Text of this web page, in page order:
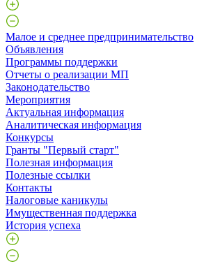
Малое и среднее предпринимательство
Объявления
Программы поддержки
Отчеты о реализации МП
Законодательство
Мероприятия
Актуальная информация
Аналитическая информация
Конкурсы
Гранты "Первый старт"
Полезная информация
Полезные ссылки
Контакты
Налоговые каникулы
Имущественная поддержка
История успеха